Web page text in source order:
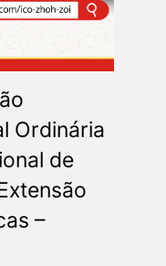
Ordinária
de
–